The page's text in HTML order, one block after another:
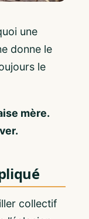
une
donne le
le
mère.
collectif